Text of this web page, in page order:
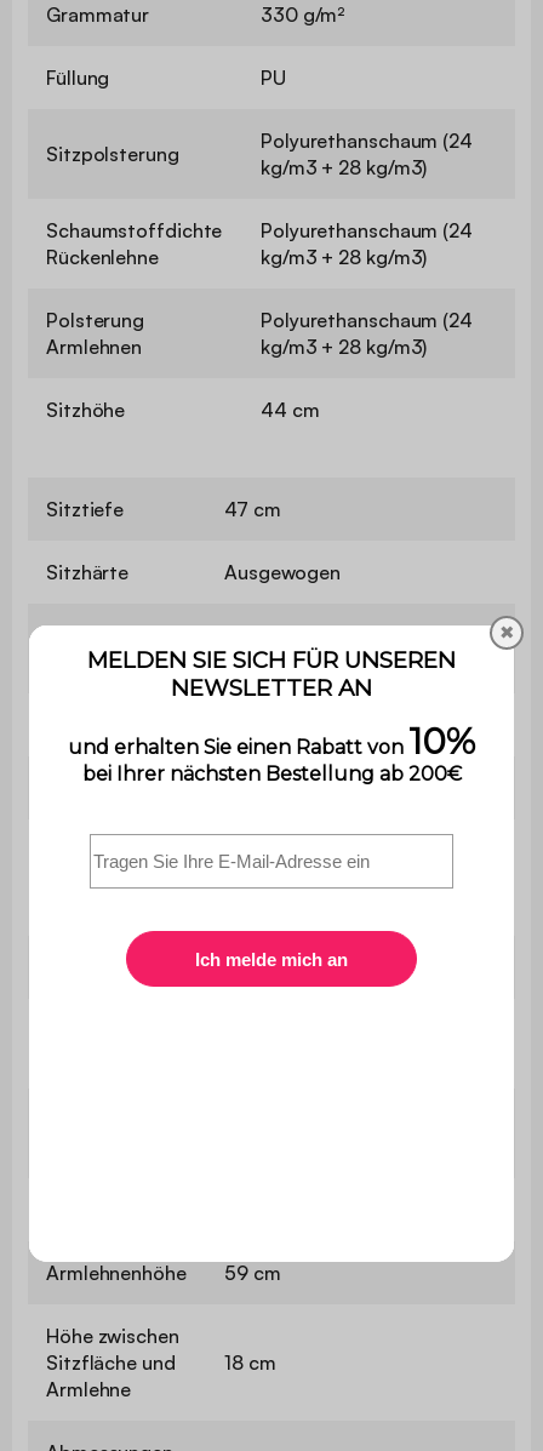
Grammatur 330 g/m²
Füllung PU
Sitzpolsterung
Polyurethanschaum (24
kg/m3 + 28 kg/m3)
Schaumstoffdichte
Rückenlehne
Polyurethanschaum (24
kg/m3 + 28 kg/m3)
Polsterung
Armlehnen
Polyurethanschaum (24
kg/m3 + 28 kg/m3)
Sitzhöhe 44 cm
Sitztiefe 47 cm
Sitzhärte Ausgewogen
Belastung
110 kg
Garantie 2 Jahre
Montage
Der Aufbau ist sehr einfach,
16,5 kg
Armlehnenhöhe 59 cm
Höhe zwischen
Sitzfläche und
Armlehne
18 cm
✖